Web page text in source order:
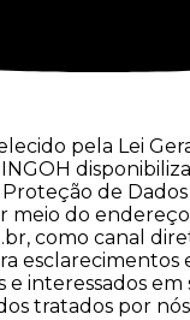
pela Lei
INGOH
de Dados
meio do
como canal
esclarecimentos
e interessados em
tratados por